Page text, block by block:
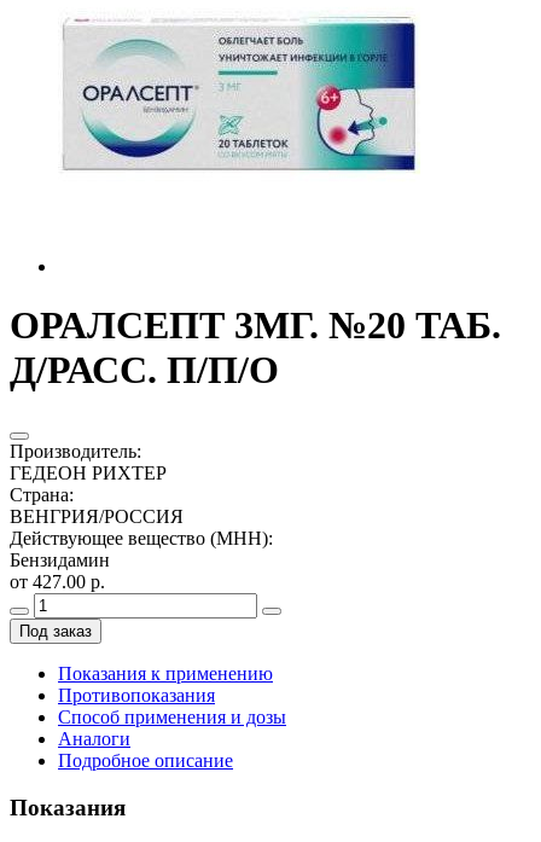
ОРАЛСЕПТ 3МГ. №20 ТАБ.
Д/РАСС. П/П/О
Производитель:
ГЕДЕОН РИХТЕР
Страна:
ВЕНГРИЯ/РОССИЯ
Действующее вещество (МНН):
Бензидамин
от 427.00 р.
Под заказ
Показания к применению
Противопоказания
Способ применения и дозы
Аналоги
Подробное описание
Показания